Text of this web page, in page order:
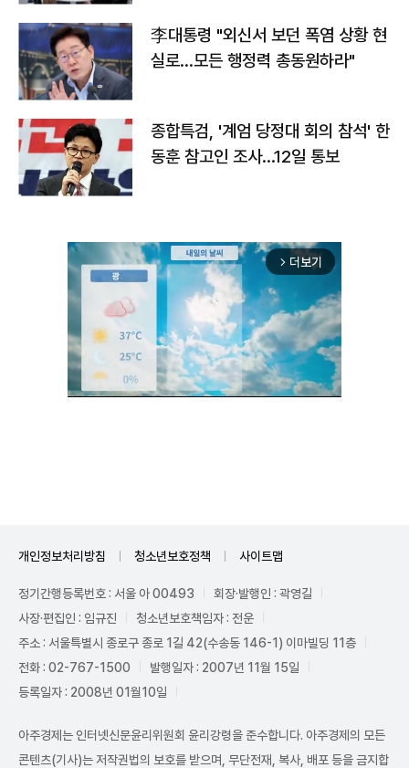
李대통령 "외신서 보던 폭염 상황 현
실로…모든 행정력 총동원하라"
종합특검, '계엄 당정대 회의 참석' 한
동훈 참고인 조사...12일 통보
arrow_forward_ios 더보기
개인정보처리방침 청소년보호정책 사이트맵
정기간행등록번호 : 서울 아 00493
회장·발행인 : 곽영길
사장·편집인 : 임규진
청소년보호책임자 : 전운
주소 : 서울특별시 종로구 종로 1길 42(수송동 146-1) 이마빌딩 11층
전화 : 02-767-1500
발행일자 : 2007년 11월 15일
등록일자 : 2008년 01월10일
아주경제는 인터넷신문윤리위원회 윤리강령을 준수합니다. 아주경제의 모든
콘텐츠(기사)는 저작권법의 보호를 받으며, 무단전재, 복사, 배포 등을 금지합